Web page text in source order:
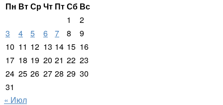
Пн ВтСрЧт ПтСб Вс
1
2
3
4 5 6 7 8
9
10 11 12 13 14 15 16
17 18 19 20 21 22 23
24 25 26 27 28 29 30
31
« Июл